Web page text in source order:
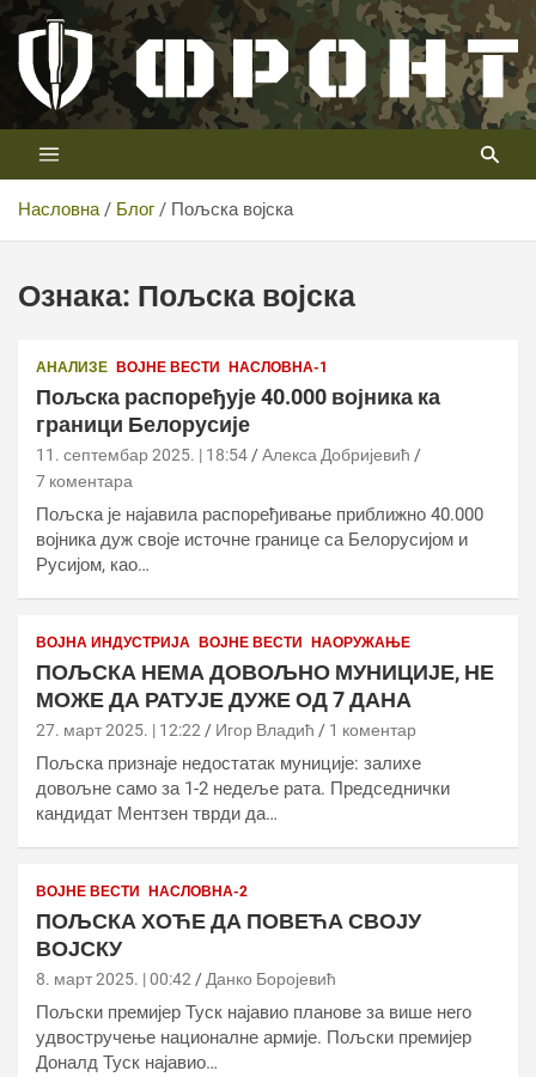
Скип
цонтент
Телевизија ФРОНТ
Први војни канал у Србији
Насловна Блог Пољска војска
Ознака: Пољска војска
АНАЛИЗЕ ВОЈНЕ ВЕСТИ НАСЛОВНА-1
Пољска распоређује 40.000 војника ка
граници Белорусије
11. септембар 2025. | 18:54
Алекса Добријевић
7 коментара
Пољска је најавила распоређивање приближно 40.000
војника дуж своје источне границе са Белорусијом и
Русијом, као…
ВОЈНА ИНДУСТРИЈА ВОЈНЕ ВЕСТИ НАОРУЖАЊЕ
ПОЉСКА НЕМА ДОВОЉНО МУНИЦИЈЕ, НЕ
МОЖЕ ДА РАТУЈЕ ДУЖЕ ОД 7 ДАНА
27. март 2025. | 12:22 Игор Владић 1 коментар
Пољска признаје недостатак муниције: залихе
довољне само за 1-2 недеље рата. Председнички
кандидат Ментзен тврди да…
ВОЈНЕ ВЕСТИ НАСЛОВНА-2
ПОЉСКА ХОЋЕ ДА ПОВЕЋА СВОЈУ
ВОЈСКУ
8. март 2025. | 00:42 Данко Боројевић
Пољски премијер Туск најавио планове за више него
удвостручење националне армије. Пољски премијер
Доналд Туск најавио…